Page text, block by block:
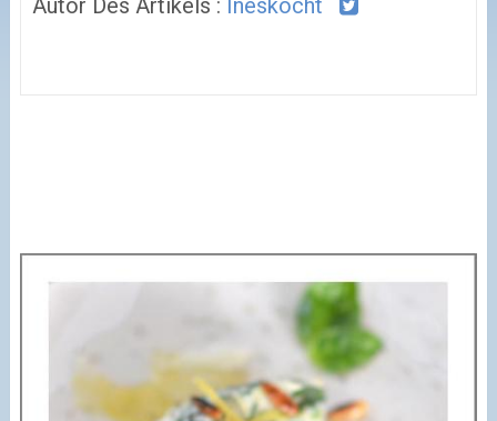
Autor Des Artikels : Ineskocht